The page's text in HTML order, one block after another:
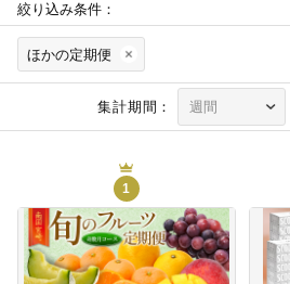
絞り込み条件：
ほかの定期便
集計期間：
1